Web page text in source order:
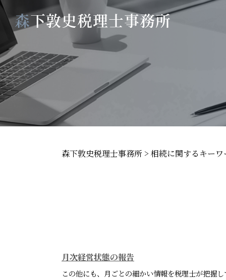
森下敦史税理士事務所 > 相続に関するキーワ
月次経営状態の報告
この他にも、月ごとの細かい情報を税理士が把握